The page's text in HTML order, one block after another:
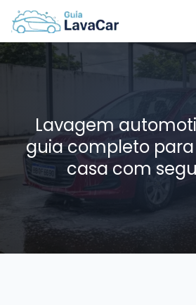
Lavagem
guia completo
casa com